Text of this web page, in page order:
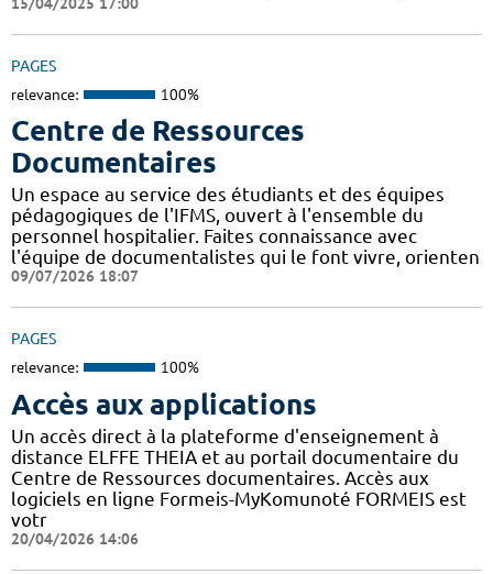
PAGES
relevance: 100%
Centre de Ressources
Documentaires
Un espace au service des étudiants et des équipes
pédagogiques de l'IFMS, ouvert à l'ensemble du
personnel hospitalier. Faites connaissance avec
l'équipe de documentalistes qui le font vivre, orienten
09/07/2026 18:07
PAGES
relevance: 100%
Accès aux applications
Un accès direct à la plateforme d'enseignement à
distance ELFFE THEIA et au portail documentaire du
Centre de Ressources documentaires. Accès aux
logiciels en ligne Formeis-MyKomunoté FORMEIS est
votr
20/04/2026 14:06